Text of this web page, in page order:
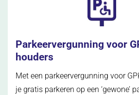
Parkeervergunning voor
houders
Met een parkeervergunning voor
je gratis parkeren op een ‘gewone’